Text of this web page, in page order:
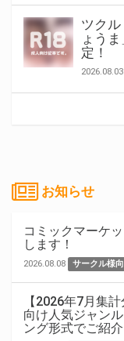
ツクル
ょう
定！
2026.08.03
お知らせ
コミックマーケ
します！
2026.08.08 サークル様
【2026年7月集
向け人気ジャン
ング形式でご紹介